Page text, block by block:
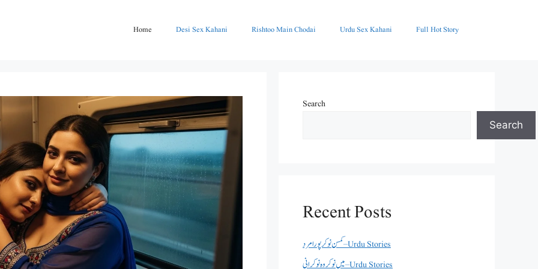
Home Desi Sex Kahani Rishtoo Main Chodai Urdu Sex Kahani Full Hot Story
Search
Search
Recent Posts
کمسن نوکر پورا مرد – Urdu Stories
میں نوکر وہ نوکرانی – Urdu Stories